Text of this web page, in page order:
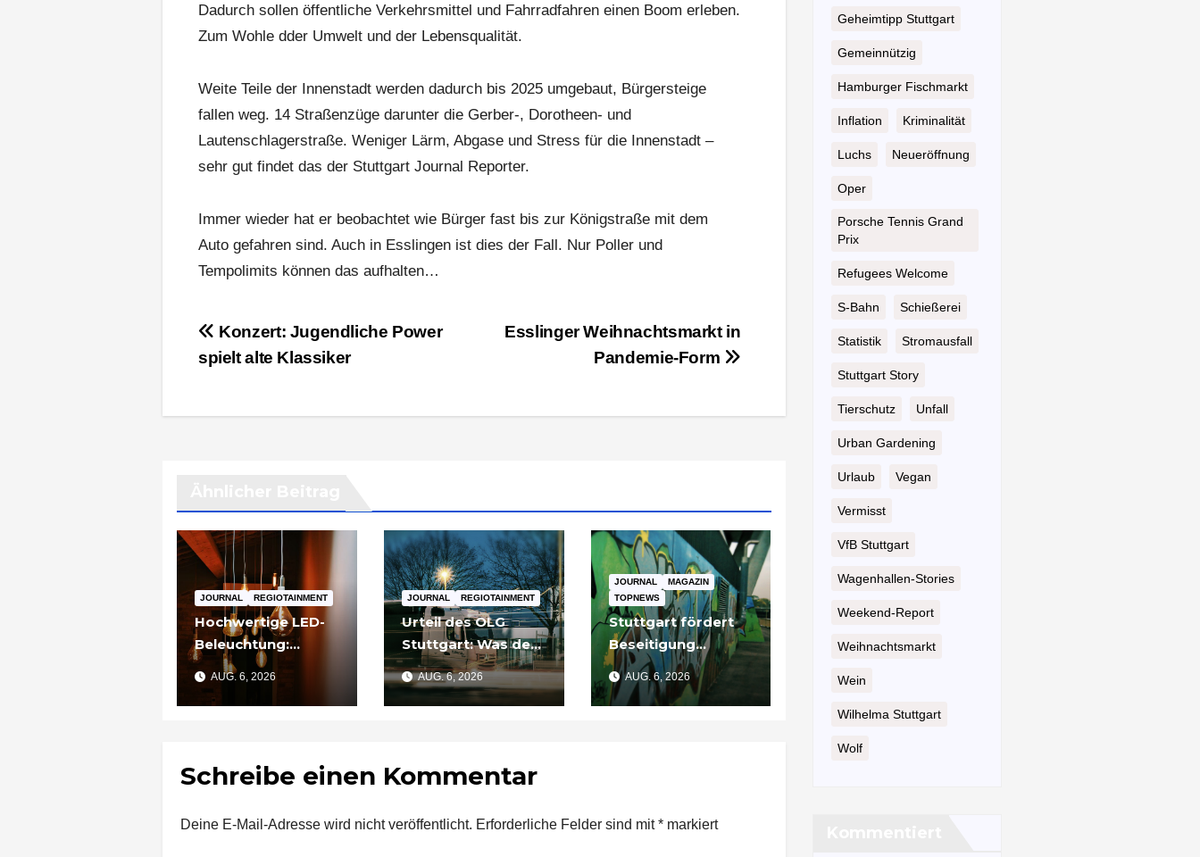
Dadurch sollen öffentliche Verkehrsmittel und Fahrradfahren einen Boom erleben.
Zum Wohle dder Umwelt und der Lebensqualität.
Weite Teile der Innenstadt werden dadurch bis 2025 umgebaut, Bürgersteige
fallen weg. 14 Straßenzüge darunter die Gerber-, Dorotheen- und
Lautenschlagerstraße. Weniger Lärm, Abgase und Stress für die Innenstadt –
sehr gut findet das der Stuttgart Journal Reporter.
Immer wieder hat er beobachtet wie Bürger fast bis zur Königstraße mit dem
Auto gefahren sind. Auch in Esslingen ist dies der Fall. Nur Poller und
Tempolimits können das aufhalten…
Beitragsnavigation
Esslinger Weihnachtsmarkt in
Pandemie-Form
Konzert: Jugendliche Power
spielt alte Klassiker
JOURNAL REGIOTAINMENT
Hochwertige LED-
Beleuchtung:
Warum sich
Qualität nach zwei
Jahren rechnet
AUG. 6, 2026
JOURNAL REGIOTAINMENT
Urteil des OLG
Stuttgart: Was der
Fall um die
Umgehung von
Russland-
bedeutet
AUG. 6, 2026
JOURNAL
MAGAZIN
TOPNEWS
Stuttgart fördert
Beseitigung
illegaler Graffiti an
privaten Gebäuden
– Zuschüsse bis
AUG. 6, 2026
Schreibe einen Kommentar
Deine E-Mail-Adresse wird nicht veröffentlicht. Erforderliche Felder sind mit* markiert
Geheimtipp Stuttgart
Gemeinnützig
Hamburger Fischmarkt
Inflation Kriminalität
Luchs Neueröffnung
Oper
Porsche Tennis Grand
Prix
Refugees Welcome
S-Bahn Schießerei
Statistik Stromausfall
Stuttgart Story
Tierschutz Unfall
Urban Gardening
Urlaub Vegan
Vermisst
VfB Stuttgart
Wagenhallen-Stories
Weekend-Report
Weihnachtsmarkt
Wein
Wilhelma Stuttgart
Wolf